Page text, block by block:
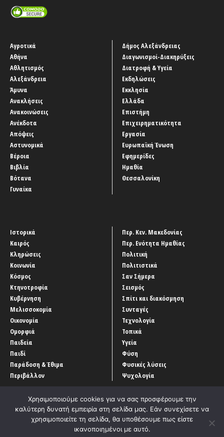
Αγροτικά
Αθήνα
Αθλητισμός
Αλεξάνδρεια
Άμυνα
Ανακλήσεις
Ανακοινώσεις
Ανέκδοτα
Απόψεις
Αστυνομικά
Βέροια
Βιβλία
Βότανα
Γυναίκα
Δήμος Αλεξάνδρειας
Διαγωνισμοί-Διακηρύξεις
Διατροφή & Υγεία
Εκδηλώσεις
Εκκλησία
Ελλάδα
Επιστήμη
Επιχειρηματικότητα
Εργασία
Ευρωπαϊκή Ένωση
Εφημερίδες
Ημαθία
Θεσσαλονίκη
Ιστορικά
Καιρός
Κληρώσεις
Κοινωνία
Κόσμος
Κτηνοτροφία
Κυβέρνηση
Μελισσοκομία
Οικονομία
Ομορφιά
Παιδεία
Παιδί
Παράδοση & Έθιμα
Περιβάλλον
Περ. Κεν. Μακεδονίας
Περ. Ενότητα Ημαθίας
Πολιτική
Πολιτιστικά
Σαν Σήμερα
Σεισμός
Σπίτι και διακόσμηση
Συνταγές
Τεχνολογία
Τοπικά
Υγεία
Φύση
Φυσικές λύσεις
Ψυχολογία
‘Οροι χρήσης Αρχείο Άρθρων
Χρησιμοποιούμε cookies για να σας προσφέρουμε την
καλύτερη δυνατή εμπειρία στη σελίδα μας. Εάν συνεχίσετε να
χρησιμοποιείτε τη σελίδα, θα υποθέσουμε πως είστε
ικανοποιημένοι με αυτό.